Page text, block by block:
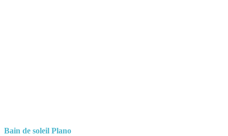
Bain de soleil Plano